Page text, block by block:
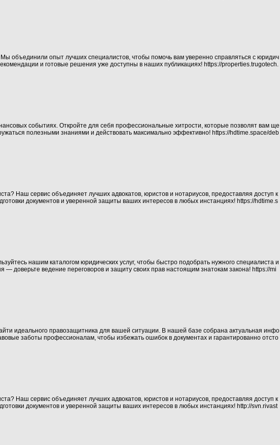
объединили опыт лучших специалистов, чтобы помочь вам уверенно справляться с юридич
и готовые решения уже доступны в наших публикациях! https://properties.trugotech.
событиях. Откройте для себя профессиональные хитрости, которые позволят вам ще
полезными знаниями и действовать максимально эффективно! https://hdtime.space/deb
Наш сервис объединяет лучших адвокатов, юристов и нотариусов, предоставляя доступ к
документов и уверенной защиты ваших интересов в любых инстанциях! https://hdtime.s
нашим каталогом юридических услуг, чтобы быстро подобрать нужного специалиста и
доверьте ведение переговоров и защиту своих прав настоящим знатокам закона! https://mi
идеального правозащитника для вашей ситуации. В нашей базе собрана актуальная инфо
заботы профессионалам, чтобы избежать ошибок в документах и гарантированно отсто
Наш сервис объединяет лучших адвокатов, юристов и нотариусов, предоставляя доступ к
документов и уверенной защиты ваших интересов в любых инстанциях! http://svn.rivast